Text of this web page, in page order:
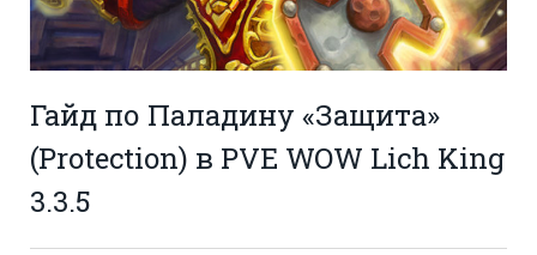
Гайд по Паладину «Защита»
(Protection) в PVE WOW Lich King
3.3.5